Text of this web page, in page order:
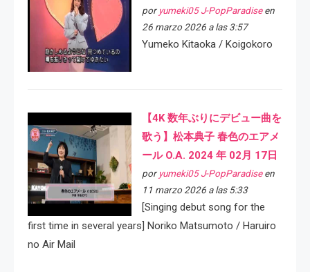
por yumeki05 J-PopParadiseen
26 marzo 2026 a las 3:57
Yumeko Kitaoka / Koigokoro
【4K 数年ぶりにデビュー曲を
歌う】松本典子 春色のエアメ
ール O.A. 2024 年 02月 17日
por yumeki05 J-PopParadiseen
11 marzo 2026 a las 5:33
[Singing debut song for the
first time in several years] Noriko Matsumoto / Haruiro
no Air Mail